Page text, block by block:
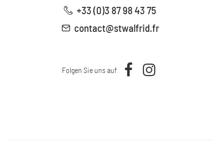
+33 (0)3 87 98 43 75
contact@stwalfrid.fr
Folgen Sie uns auf